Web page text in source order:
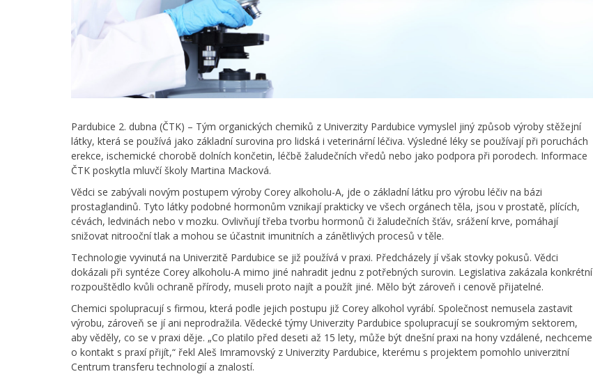
Pardubice 2. dubna (ČTK) – Tým organických chemiků z Univerzity Pardubice vymyslel jiný způsob výroby stěžejní
látky, která se používá jako základní surovina pro lidská i veterinární léčiva. Výsledné léky se používají při poruchách
erekce, ischemické chorobě dolních končetin, léčbě žaludečních vředů nebo jako podpora při porodech. Informace
ČTK poskytla mluvčí školy Martina Macková.
Vědci se zabývali novým postupem výroby Corey alkoholu-A, jde o základní látku pro výrobu léčiv na bázi
prostaglandinů. Tyto látky podobné hormonům vznikají prakticky ve všech orgánech těla, jsou v prostatě, plících,
cévách, ledvinách nebo v mozku. Ovlivňují třeba tvorbu hormonů či žaludečních šťáv, srážení krve, pomáhají
snižovat nitrooční tlak a mohou se účastnit imunitních a zánětlivých procesů v těle.
Technologie vyvinutá na Univerzitě Pardubice se již používá v praxi. Předcházely jí však stovky pokusů. Vědci
dokázali při syntéze Corey alkoholu-A mimo jiné nahradit jednu z potřebných surovin. Legislativa zakázala konkrétní
rozpouštědlo kvůli ochraně přírody, museli proto najít a použít jiné. Mělo být zároveň i cenově přijatelné.
Chemici spolupracují s firmou, která podle jejich postupu již Corey alkohol vyrábí. Společnost nemusela zastavit
výrobu, zároveň se jí ani neprodražila. Vědecké týmy Univerzity Pardubice spolupracují se soukromým sektorem,
aby věděly, co se v praxi děje. „Co platilo před deseti až 15 lety, může být dnešní praxi na hony vzdálené, nechceme
o kontakt s praxí přijít,“ řekl Aleš Imramovský z Univerzity Pardubice, kterému s projektem pomohlo univerzitní
Centrum transferu technologií a znalostí.